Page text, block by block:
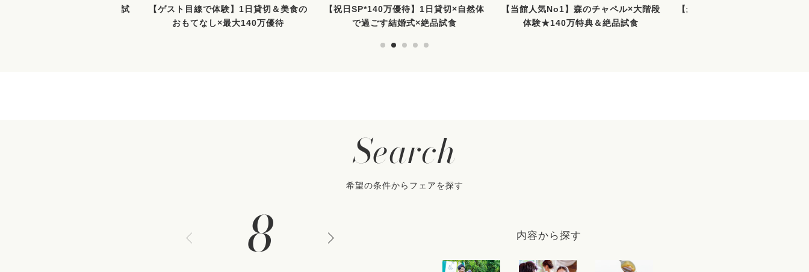
限定BIGフェア／新作ドレス試
【ゲスト目線で体験】1日貸切＆美食の
おもてなし×最大140万優待
【祝日SP*140万優待】1日貸切×自然体
で過ごす結婚式×絶品試食
【当館人気No1】森のチャペル×大階段
体験★140万特典＆絶品試食
【最大140万優待】憧れ＆おも
Search
希望の条件からフェアを探す
8 9
内容から探す